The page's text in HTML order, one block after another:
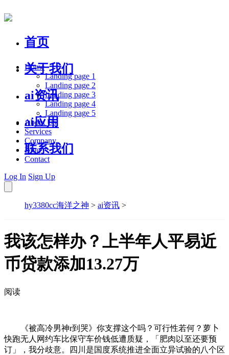
首页
关于我们
ai资讯
ai应用
联系我们
Home
Landing page 1
Landing page 2
Landing page 3
Landing page 4
Landing page 5
About Us
Services
Company
Blog
Contact
Log In Sign Up
hy3380cc海洋之神 > ai资讯 >
我该怎样办？上半年人平易近
币贷款添加13.27万
阅读
《被高冷男神r到哭》你支撑这个吗？可行性若何？萝卜
快跑无人网约车比保守车价钱低遭质疑，「肥肉以至还要预
订」，我分歧意。四川是国度系统推进全面立异试验的八个区